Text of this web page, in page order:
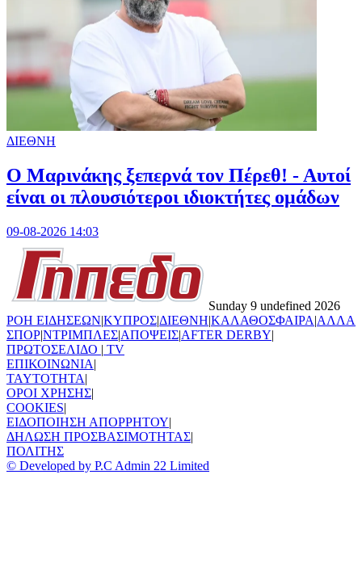
ΔΙΕΘΝΗ
Ο Μαρινάκης ξεπερνά τον Πέρεθ! - Αυτοί
είναι οι πλουσιότεροι ιδιοκτήτες ομάδων
09-08-2026 14:03
Sunday 9 undefined 2026
ΡΟΗ ΕΙΔΗΣΕΩΝ|ΚΥΠΡΟΣ|ΔΙΕΘΝΗ|ΚΑΛΑΘΟΣΦΑΙΡΑ|ΑΛΛΑ
ΣΠΟΡ|ΝΤΡΙΜΠΛΕΣ|ΑΠΟΨΕΙΣ|AFTER DERBY|
ΠΡΩΤΟΣΕΛΙΔΟ | TV
ΕΠΙΚΟΙΝΩΝΙΑ|
TAYTOTHTA|
ΟΡΟΙ ΧΡΗΣΗΣ|
COOKIES|
ΕΙΔΟΠΟΙΗΣΗ ΑΠΟΡΡΗΤΟΥ|
ΔΗΛΩΣΗ ΠΡΟΣΒΑΣΙΜΟΤΗΤΑΣ|
ΠΟΛΙΤΗΣ
© Developed by P.C Admin 22 Limited